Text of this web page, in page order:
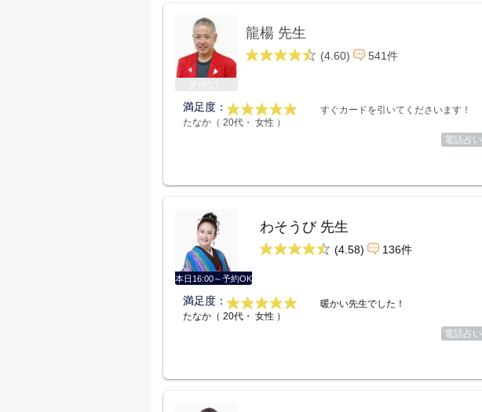
龍楊 先生
(4.60) 541件
満足度：
たなか（ 20代・ 女性 ）
すぐカードを引いてくださいます！
電話占い
本日16:00～予約OK
わそうび 先生
(4.58) 136件
満足度：
たなか（ 20代・ 女性 ）
暖かい先生でした！
電話占い